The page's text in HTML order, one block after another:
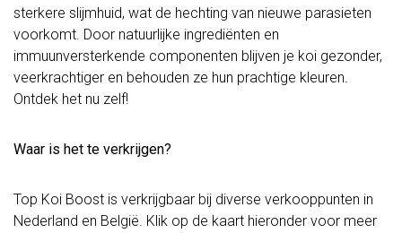
sterkere slijmhuid, wat de hechting van nieuwe parasieten
voorkomt. Door natuurlijke ingrediënten en
immuunversterkende componenten blijven je koi gezonder,
veerkrachtiger en behouden ze hun prachtige kleuren.
Ontdek het nu zelf!
Waar is het te verkrijgen?
Top Koi Boost is verkrijgbaar bij diverse verkooppunten in
Nederland en België. Klik op de kaart hieronder voor meer